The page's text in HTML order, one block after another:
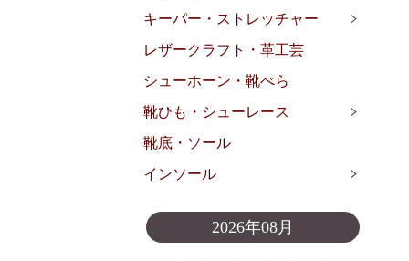
キーパー・ストレッチャー
レザークラフト・革工芸
シューホーン・靴べら
靴ひも・シューレース
靴底・ソール
インソール
2026年08月